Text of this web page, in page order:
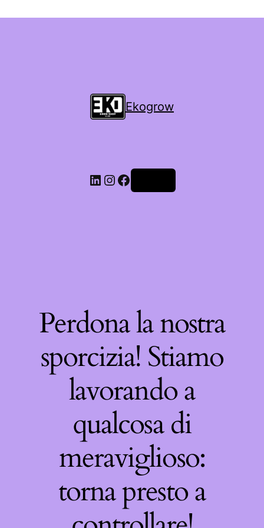
Ekogrow
Perdona la nostra
sporcizia! Stiamo
lavorando a
qualcosa di
meraviglioso:
torna presto a